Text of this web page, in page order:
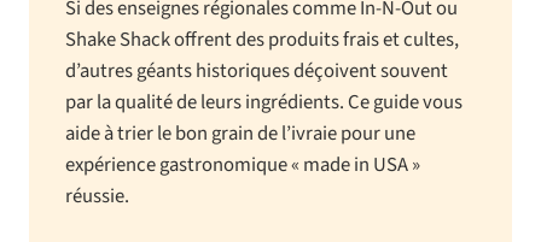
Si des enseignes régionales comme In-N-Out ou
Shake Shack offrent des produits frais et cultes,
d’autres géants historiques déçoivent souvent
par la qualité de leurs ingrédients. Ce guide vous
aide à trier le bon grain de l’ivraie pour une
expérience gastronomique « made in USA »
réussie.